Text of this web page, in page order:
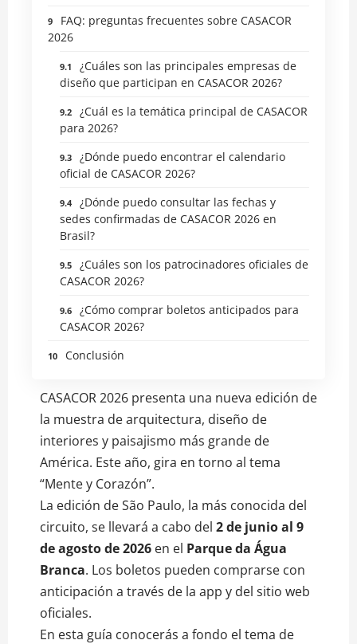
FAQ: preguntas frecuentes sobre CASACOR
2026
¿Cuáles son las principales empresas de
diseño que participan en CASACOR 2026?
¿Cuál es la temática principal de CASACOR
para 2026?
¿Dónde puedo encontrar el calendario
oficial de CASACOR 2026?
¿Dónde puedo consultar las fechas y
sedes confirmadas de CASACOR 2026 en
Brasil?
¿Cuáles son los patrocinadores oficiales de
CASACOR 2026?
¿Cómo comprar boletos anticipados para
CASACOR 2026?
Conclusión
CASACOR 2026 presenta una nueva edición de
la muestra de arquitectura, diseño de
interiores y paisajismo más grande de
América. Este año, gira en torno al tema
“Mente y Corazón”.
La edición de São Paulo, la más conocida del
circuito, se llevará a cabo del 2 de junio al 9
deagosto de 2026 en el Parque da Água
Branca. Los boletos pueden comprarse con
anticipación a través de la app y del sitio web
oficiales.
En esta guía conocerás a fondo el tema de